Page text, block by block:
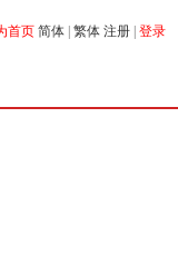
首页 简体 繁体 注册 登录